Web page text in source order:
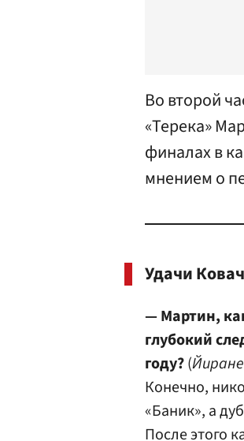
Во второй
«Терека»
финалах в
мнением о
Удачи
— Мартин,
глубокий
году?(
Конечно,
«Баник», а
После этого